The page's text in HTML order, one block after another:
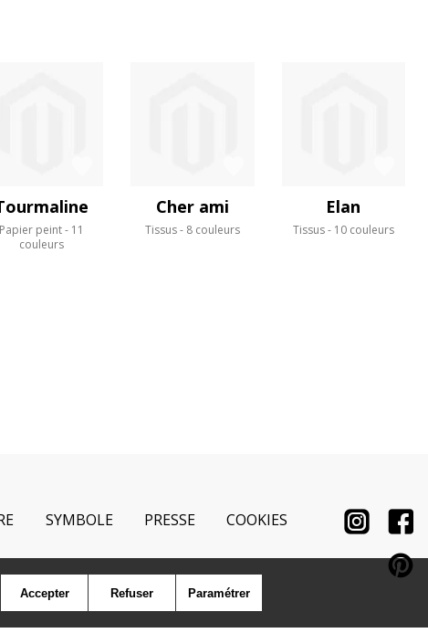
Papier peint
11
couleurs
Cher ami
Tissus 8 couleurs
Elan
Tissus 10 couleurs
SYMBOLE PRESSE COOKIES
Accepter Refuser Paramétrer